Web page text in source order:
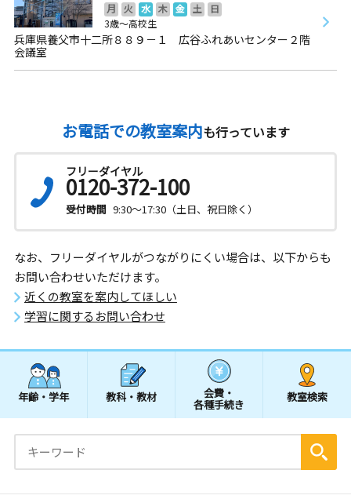
月 火 水 木 金 土
日
3歳～高校生
兵庫県養父市十二所８８９－１ 広谷ふれあいセンター２階
会議室
お電話での教室案内も行っています
フリーダイヤル
0120-372-100
受付時間 9:30～17:30（土日、祝日除く）
なお、フリーダイヤルがつながりにくい場合は、以下からも
お問い合わせいただけます。
近くの教室を案内してほしい
学習に関するお問い合わせ
年齢・学年 教科・教材 会費・
各種手続き
教室検索